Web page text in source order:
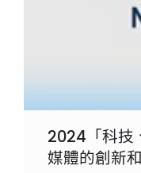
2024「科技
媒體的創新